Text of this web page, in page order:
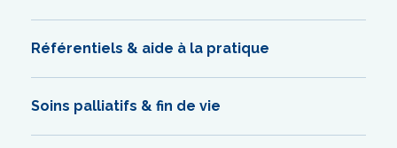
Référentiels & aide à la pratique
Soins palliatifs & fin de vie